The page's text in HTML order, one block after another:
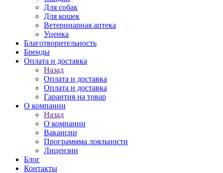
Для собак
Для кошек
Ветеринарная аптека
Уценка
Благотворительность
Бренды
Оплата и доставка
Назад
Оплата и доставка
Оплата и доставка
Гарантия на товар
О компании
Назад
О компании
Вакансии
Программма лояльности
Лицензии
Блог
Контакты